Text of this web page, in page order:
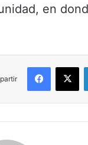
en
Facebook
X